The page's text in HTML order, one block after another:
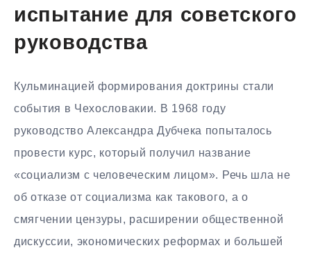
испытание для советского
руководства
Кульминацией формирования доктрины стали
события в Чехословакии. В 1968 году
руководство Александра Дубчека попыталось
провести курс, который получил название
«социализм с человеческим лицом». Речь шла не
об отказе от социализма как такового, а о
смягчении цензуры, расширении общественной
дискуссии, экономических реформах и большей